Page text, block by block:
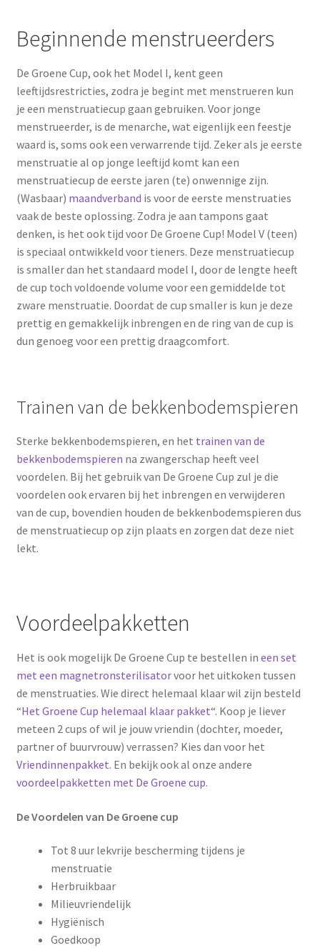
Beginnende menstrueerders
De Groene Cup, ook het Model I, kent geen
leeftijdsrestricties, zodra je begint met menstrueren kun
je een menstruatiecup gaan gebruiken. Voor jonge
menstrueerder, is de menarche, wat eigenlijk een feestje
waard is, soms ook een verwarrende tijd. Zeker als je eerste
menstruatie al op jonge leeftijd komt kan een
menstruatiecup de eerste jaren (te) onwennige zijn.
(Wasbaar) maandverband is voor de eerste menstruaties
vaak de beste oplossing. Zodra je aan tampons gaat
denken, is het ook tijd voor De Groene Cup! Model V (teen)
is speciaal ontwikkeld voor tieners. Deze menstruatiecup
is smaller dan het standaard model I, door de lengte heeft
de cup toch voldoende volume voor een gemiddelde tot
zware menstruatie. Doordat de cup smaller is kun je deze
prettig en gemakkelijk inbrengen en de ring van de cup is
dun genoeg voor een prettig draagcomfort.
Trainen van de bekkenbodemspieren
Sterke bekkenbodemspieren, en het trainen van de
bekkenbodemspieren na zwangerschap heeft veel
voordelen. Bij het gebruik van De Groene Cup zul je die
voordelen ook ervaren bij het inbrengen en verwijderen
van de cup, bovendien houden de bekkenbodemspieren dus
de menstruatiecup op zijn plaats en zorgen dat deze niet
lekt.
Voordeelpakketten
Het is ook mogelijk De Groene Cup te bestellen in een set
met een magnetronsterilisatorvoor het uitkoken tussen
de menstruaties. Wie direct helemaal klaar wil zijn besteld
“Het Groene Cup helemaal klaar pakket“. Koop je liever
meteen 2 cups of wil je jouw vriendin (dochter, moeder,
partner of buurvrouw) verrassen? Kies dan voor het
Vriendinnenpakket. En bekijk ook al onze andere
voordeelpakketten met De Groene cup.
De Voordelen van De Groene cup
Tot 8 uur lekvrije bescherming tijdens je
menstruatie
Herbruikbaar
Milieuvriendelijk
Hygiënisch
Goedkoop